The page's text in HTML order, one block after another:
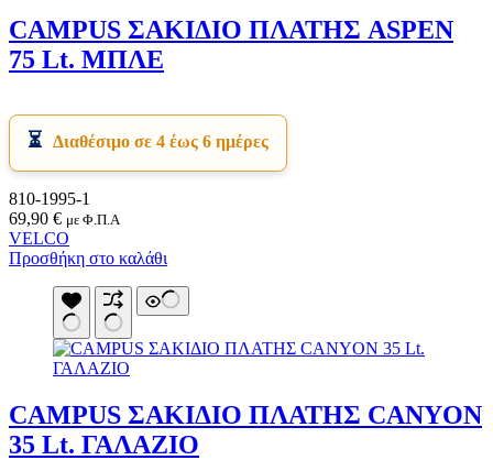
CAMPUS ΣΑΚΙΔΙΟ ΠΛΑΤΗΣ ASPEN
75 Lt. ΜΠΛΕ
Διαθέσιμο σε 4 έως 6 ημέρες
810-1995-1
69,90 € με Φ.Π.Α
VELCO
Προσθήκη στο καλάθι
CAMPUS ΣΑΚΙΔΙΟ ΠΛΑΤΗΣ CANYON
35 Lt. ΓΑΛΑΖΙΟ